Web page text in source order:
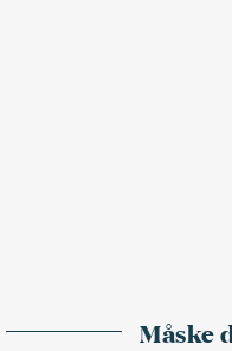
Måske